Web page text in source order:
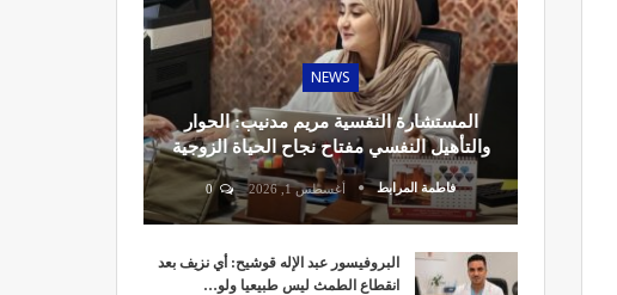
NEWS
المستشارة النفسية مريم مدنيب: الحوار
والتأهيل النفسي مفتاح نجاح الحياة الزوجية
فاطمة المرابط أغسطس 1, 2026 0
البروفيسور عبد الإله قوشيح: أي نزيف بعد
انقطاع الطمث ليس طبيعيا ولو…